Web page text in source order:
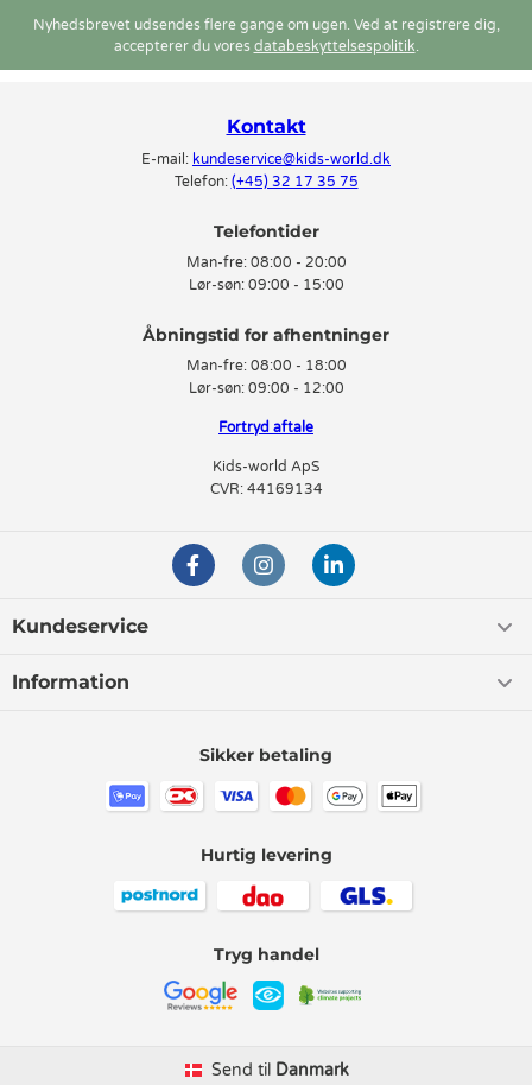
Nyhedsbrevet udsendes flere gange om ugen. Ved at registrere dig,
accepterer du vores databeskyttelsespolitik.
Kontakt
E-mail: kundeservice@kids-world.dk
Telefon: (+45) 32 17 35 75
Telefontider
Man-fre: 08:00 - 20:00
Lør-søn: 09:00 - 15:00
Man-fre: 08:00 - 18:00
Lør-søn: 09:00 - 12:00
Fortryd aftale
Kids-world ApS
CVR: 44169134
Kundeservice
Information
Send til Danmark
Sikker betaling
Hurtig levering
Tryg handel